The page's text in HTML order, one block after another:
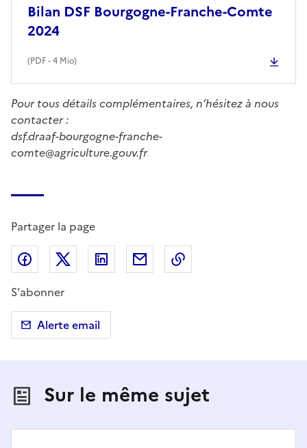
Bilan DSF Bourgogne-Franche-Comte
2024
(PDF- 4 Mio)
Pour tous détails complémentaires, n’hésitez à nous
contacter :
dsf.draaf-bourgogne-franche-
comte@agriculture.gouv.fr
Partager la page
Partager sur Facebook
Partager sur X (anciennement Twitter)
Partager sur LinkedIn
Partager par email
S'abonner
Alerte email
Sur le même sujet